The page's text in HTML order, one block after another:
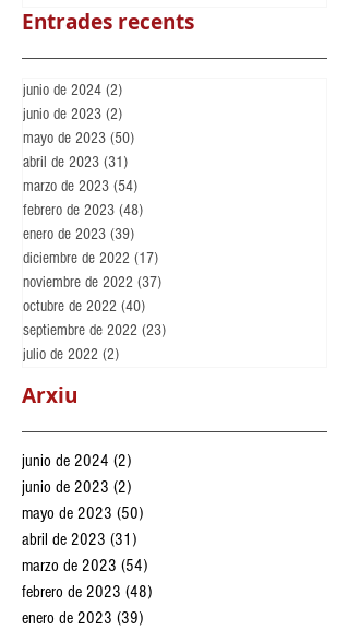
Entrades recents
junio de 2024 (2)2 entradas
junio de 2023 (2)2 entradas
mayo de 2023 (50)50 entradas
abril de 2023 (31)31 entradas
marzo de 2023 (54)
febrero de 2023 (48)48 entradas
enero de 2023 (39) 39 entradas
diciembre de 2022 (17)
noviembre de 2022 (37)37 entradas
octubre de 2022
julio de 2022
Arxiu
junio de 2024 (2)2 entradas
junio de 2023 (2) 2 entradas
mayo de 2023 (50)50 entradas
abril de 2023 (31)31 entradas
marzo de 2023 (54)